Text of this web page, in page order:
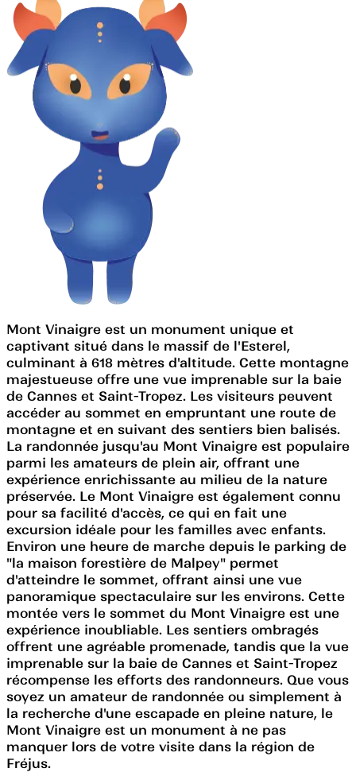
Mont Vinaigre est un monument unique et
captivant situé dans le massif de l'Esterel,
culminant à 618 mètres d'altitude. Cette montagne
majestueuse offre une vue imprenable sur la baie
de Cannes et Saint-Tropez. Les visiteurs peuvent
accéder au sommet en empruntant une route de
montagne et en suivant des sentiers bien balisés.
La randonnée jusqu'au Mont Vinaigre est populaire
parmi les amateurs de plein air, offrant une
expérience enrichissante au milieu de la nature
préservée. Le Mont Vinaigre est également connu
pour sa facilité d'accès, ce qui en fait une
excursion idéale pour les familles avec enfants.
Environ une heure de marche depuis le parking de
"la maison forestière de Malpey" permet
d'atteindre le sommet, offrant ainsi une vue
panoramique spectaculaire sur les environs. Cette
montée vers le sommet du Mont Vinaigre est une
expérience inoubliable. Les sentiers ombragés
offrent une agréable promenade, tandis que la vue
imprenable sur la baie de Cannes et Saint-Tropez
récompense les efforts des randonneurs. Que vous
soyez un amateur de randonnée ou simplement à
la recherche d'une escapade en pleine nature, le
Mont Vinaigre est un monument à ne pas
manquer lors de votre visite dans la région de
Fréjus.